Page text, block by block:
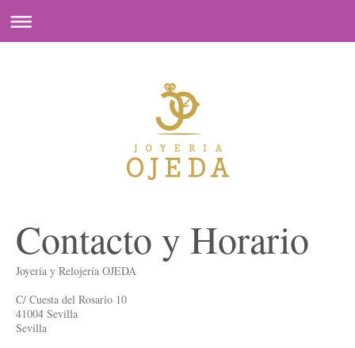
Contacto y Horario
Joyería y Relojería OJEDA
C/ Cuesta del Rosario 10
41004 Sevilla
Sevilla